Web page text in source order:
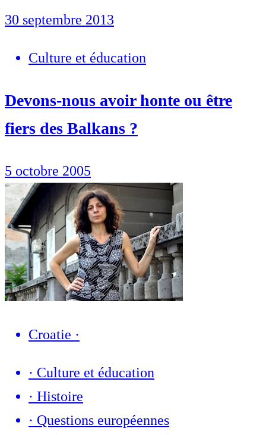
30 septembre 2013
Culture et éducation
Devons-nous avoir honte ou être
fiers des Balkans ?
5 octobre 2005
Croatie ·
· Culture et éducation
· Histoire
· Questions européennes